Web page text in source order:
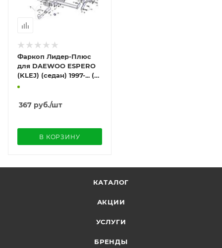
Фаркоп Лидер-Плюс
для DAEWOO ESPERO
(KLEJ) (седан) 1997-... (С
БЫСТРОСЪЕМНЫМ
367 руб./шт
В КОРЗИНУ
КАТАЛОГ
АКЦИИ
УСЛУГИ
БРЕНДЫ